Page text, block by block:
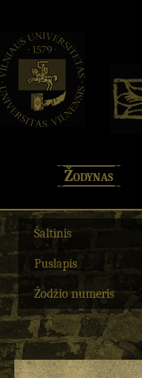
Žodynas
Šaltinis
Puslapis
Žodžio numeris